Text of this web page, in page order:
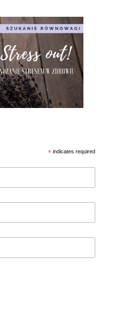
* indicates required